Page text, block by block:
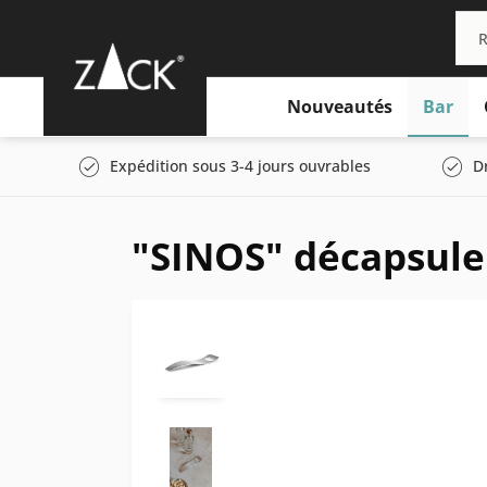
Nouveautés Bar
Expédition sous 3-4 jours ouvrables
"SINOS"